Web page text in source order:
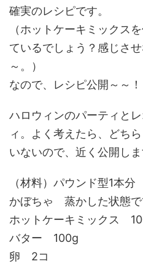
確実のレシピです。
（ホットケーキミックス
ているでしょう？感じさ
～。）
なので、レシピ公開～～！
ハロウィンのパーティと
ィ。よく考えたら、どち
いないので、近く公開しま
（材料）パウンド型1本分
かぼちゃ 蒸かした状態
ホットケーキミックス
バター 100g
卵 2コ